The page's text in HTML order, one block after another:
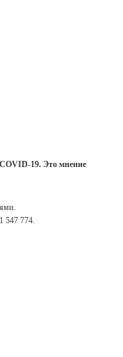
19. Это мнение
547 774.